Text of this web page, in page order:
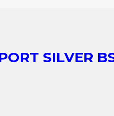
SILVER